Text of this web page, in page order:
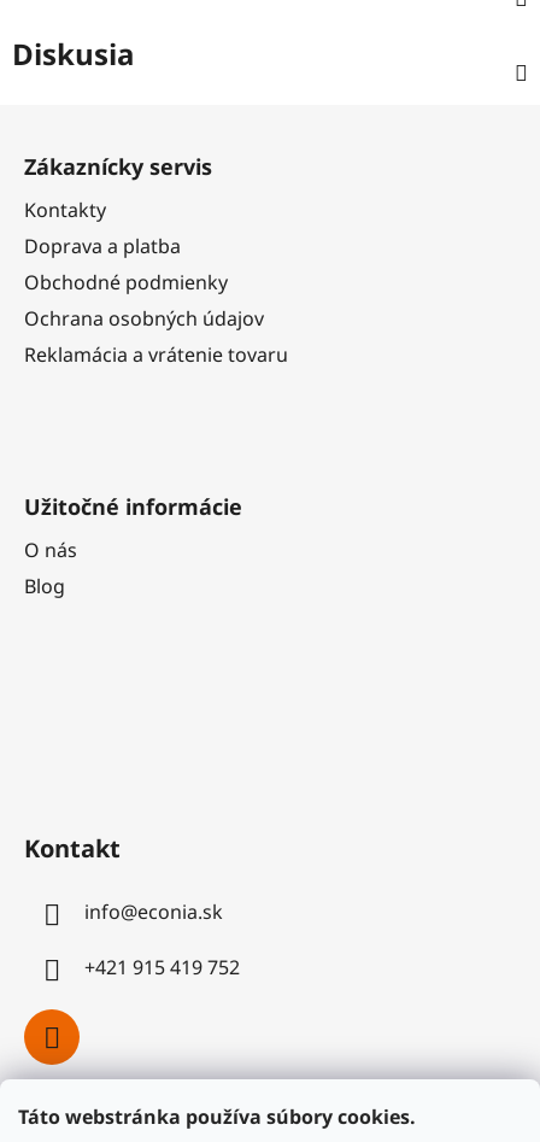
Táto webstránka používa súbory cookies.
Diskusia
Zákaznícky servis
Kontakty
Doprava a platba
Obchodné podmienky
Ochrana osobných údajov
Reklamácia a vrátenie tovaru
Užitočné informácie
O nás
Blog
Kontakt
info@econia.sk
+421 915 419 752
Facebook